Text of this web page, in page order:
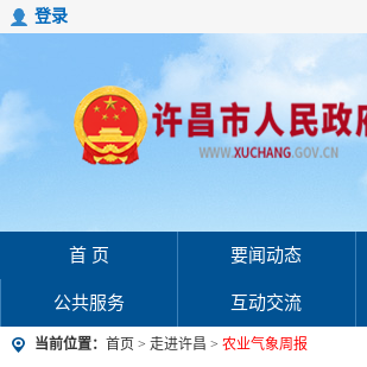
登录
首 页 要闻动态
公共服务 互动交流
当前位置： 首页 > 走进许昌 > 农业气象周报